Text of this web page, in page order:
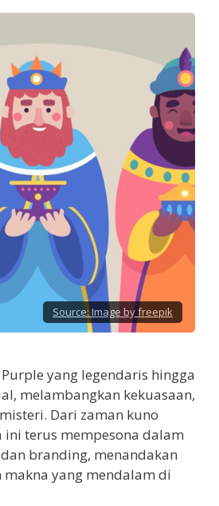
Source:Image by freepik
yang legendaris hingga
melambangkan kekuasaan,
Dari zaman kuno
ini terus mempesona dalam
branding, menandakan
makna yang mendalam di